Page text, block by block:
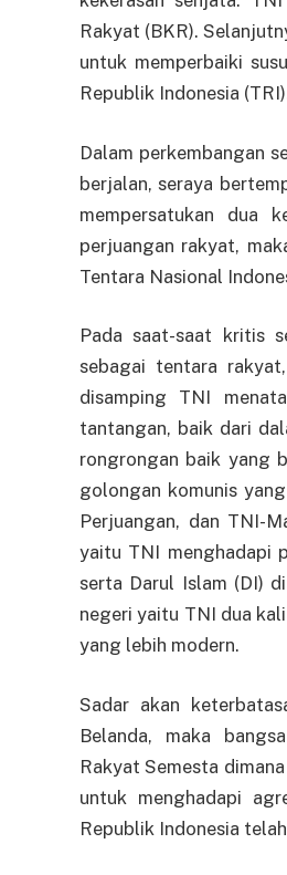
Rakyat (BKR).
untuk memperbaiki
Republik Indonesia
Dalam perkembangan
berjalan, seraya
mempersatukan dua
perjuangan rakyat,
Tentara Nasional
Pada saat-saat kritis
sebagai tentara
disamping TNI
tantangan, baik dari
rongrongan baik yang
golongan komunis
Perjuangan, dan TNI-
yaitu TNI menghadapi
serta Darul Islam (DI)
negeri yaitu TNI dua
yang lebih modern.
Sadar akan
Belanda, maka
Rakyat Semesta
untuk menghadapi
Republik Indonesia